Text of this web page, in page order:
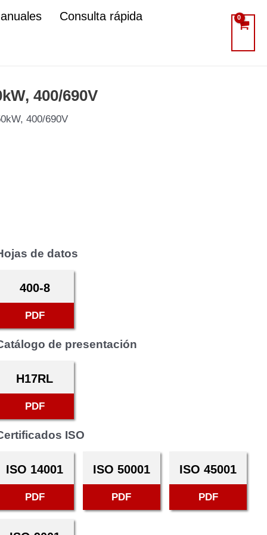
Consulta rápida
400/690V
400/690V
de datos
400-8
PDF
de presentación
H17RL
PDF
ISO
ISO 14001
PDF
ISO 50001
PDF
ISO 45001
PDF